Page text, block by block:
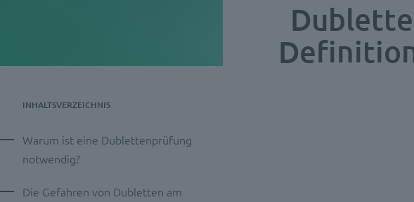
INHALTSVERZEICHNIS
Warum ist eine Dublettenprüfung
notwendig?
Die Gefahren von Dubletten am